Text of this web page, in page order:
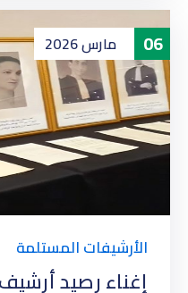
06 مارس2026
الأرشيفات المستلمة
إغناء رصيد